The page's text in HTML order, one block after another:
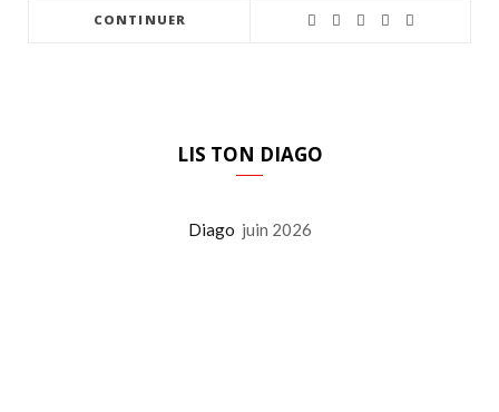
CONTINUER
LIS TON DIAGO
Diago juin 2026